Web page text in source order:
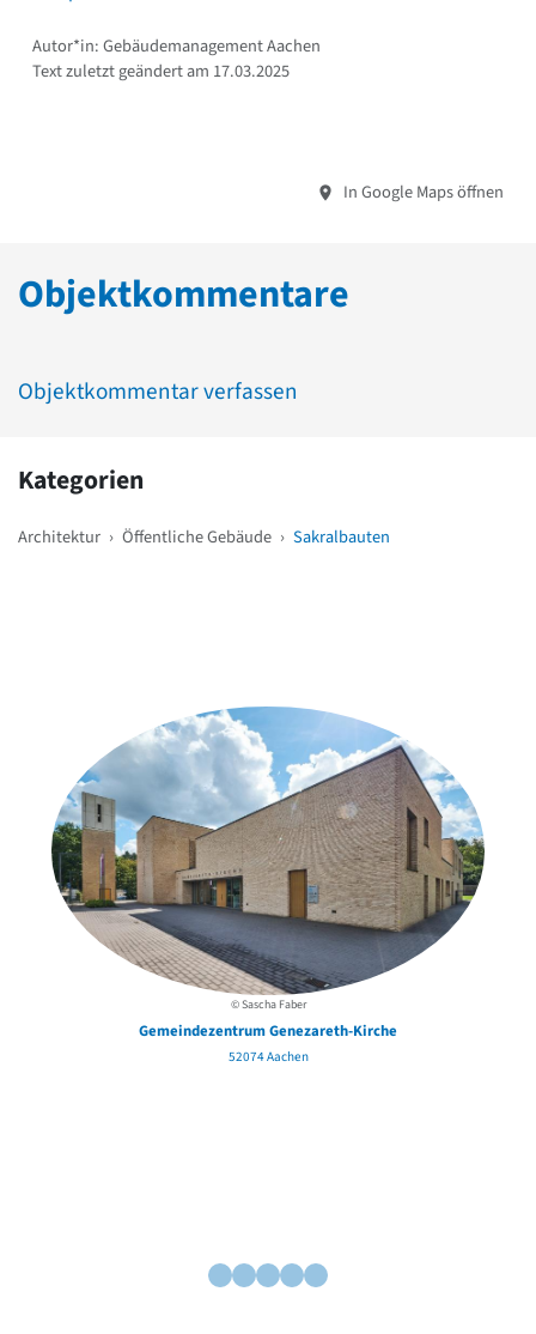
Autor*in: Gebäudemanagement Aachen
Text zuletzt geändert am 17.03.2025
In Google Maps öffnen
Objektkommentare
Objektkommentar verfassen
Kategorien
Architektur › Öffentliche Gebäude › Sakralbauten
© Sascha Faber
Gemeindezentrum Genezareth-Kirche
52074 Aachen